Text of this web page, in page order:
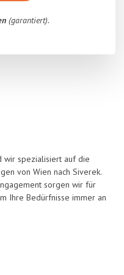
(garantiert).
wir spezialisiert auf die
von Wien nach Siverek.
sorgen wir für
Ihre Bedürfnisse immer an